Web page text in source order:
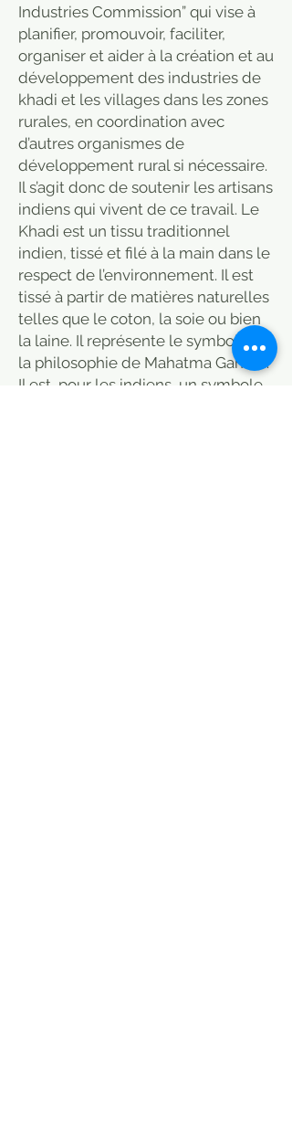
Industries Commission” qui vise à
planifier, promouvoir, faciliter,
organiser et aider à la création et au
développement des industries de
khadi et les villages dans les zones
rurales, en coordination avec
d’autres organismes de
développement rural si nécessaire.
Il s’agit donc de soutenir les artisans
indiens qui vivent de ce travail. Le
Khadi est un tissu traditionnel
indien, tissé et filé à la main dans le
respect de l’environnement. Il est
tissé à partir de matières naturelles
telles que le coton, la soie ou bien
la laine. Il représente le symbole de
la philosophie de Mahatma Gandhi.
Il est, pour les indiens, un symbole